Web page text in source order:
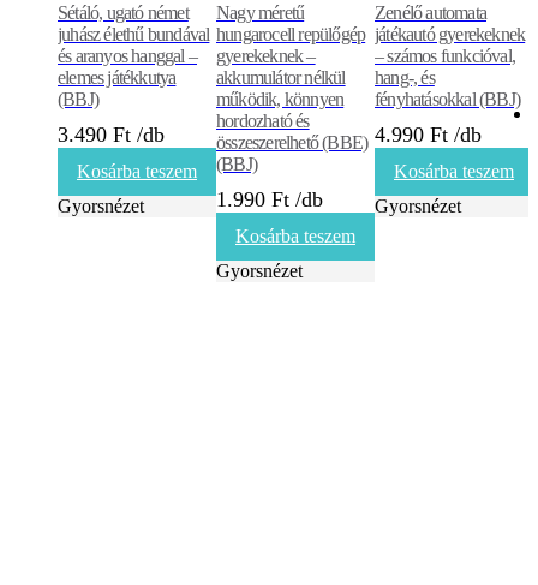
Sétáló, ugató német
juhász élethű bundával
és aranyos hanggal –
elemes játékkutya
(BBJ)
3.490 Ft
Kosárba teszem
Gyorsnézet
Nagy méretű
hungarocell repülőgép
gyerekeknek –
akkumulátor nélkül
működik, könnyen
hordozható és
összeszerelhető (BBE)
(BBJ)
1.990 Ft
Kosárba teszem
Gyorsnézet
Zenélő automata
játékautó gyerekeknek
– számos funkcióval,
hang-, és
fényhatásokkal (BBJ)
4.990 Ft
Kosárba teszem
Gyorsnézet